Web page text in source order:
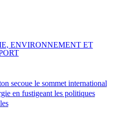
secoue le sommet international
en fustigeant les politiques
ENVIRONNEMENT ET